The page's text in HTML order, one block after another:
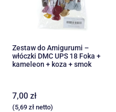
Zestaw do Amigurumi –
włóczki DMC UPS 18 Foka +
kameleon + koza + smok
7,00 zł
(5,69 zł netto)